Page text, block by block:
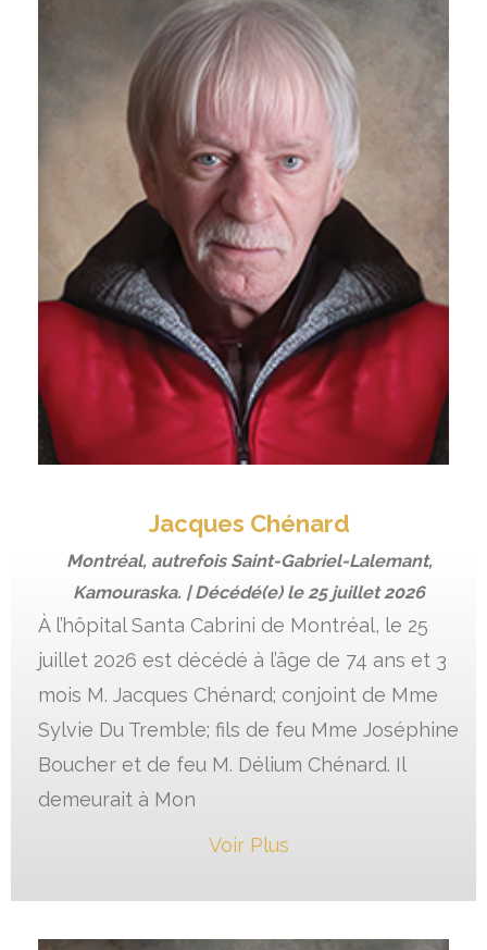
Jacques Chénard
Montréal, autrefois Saint-Gabriel-Lalemant,
Kamouraska. | Décédé(e) le25 juillet 2026
À l’hôpital Santa Cabrini de Montréal, le 25
juillet 2026 est décédé à l’âge de 74 ans et 3
mois M. Jacques Chénard; conjoint de Mme
Sylvie Du Tremble; fils de feu Mme Joséphine
Boucher et de feu M. Délium Chénard. Il
demeurait à Mon
Voir Plus